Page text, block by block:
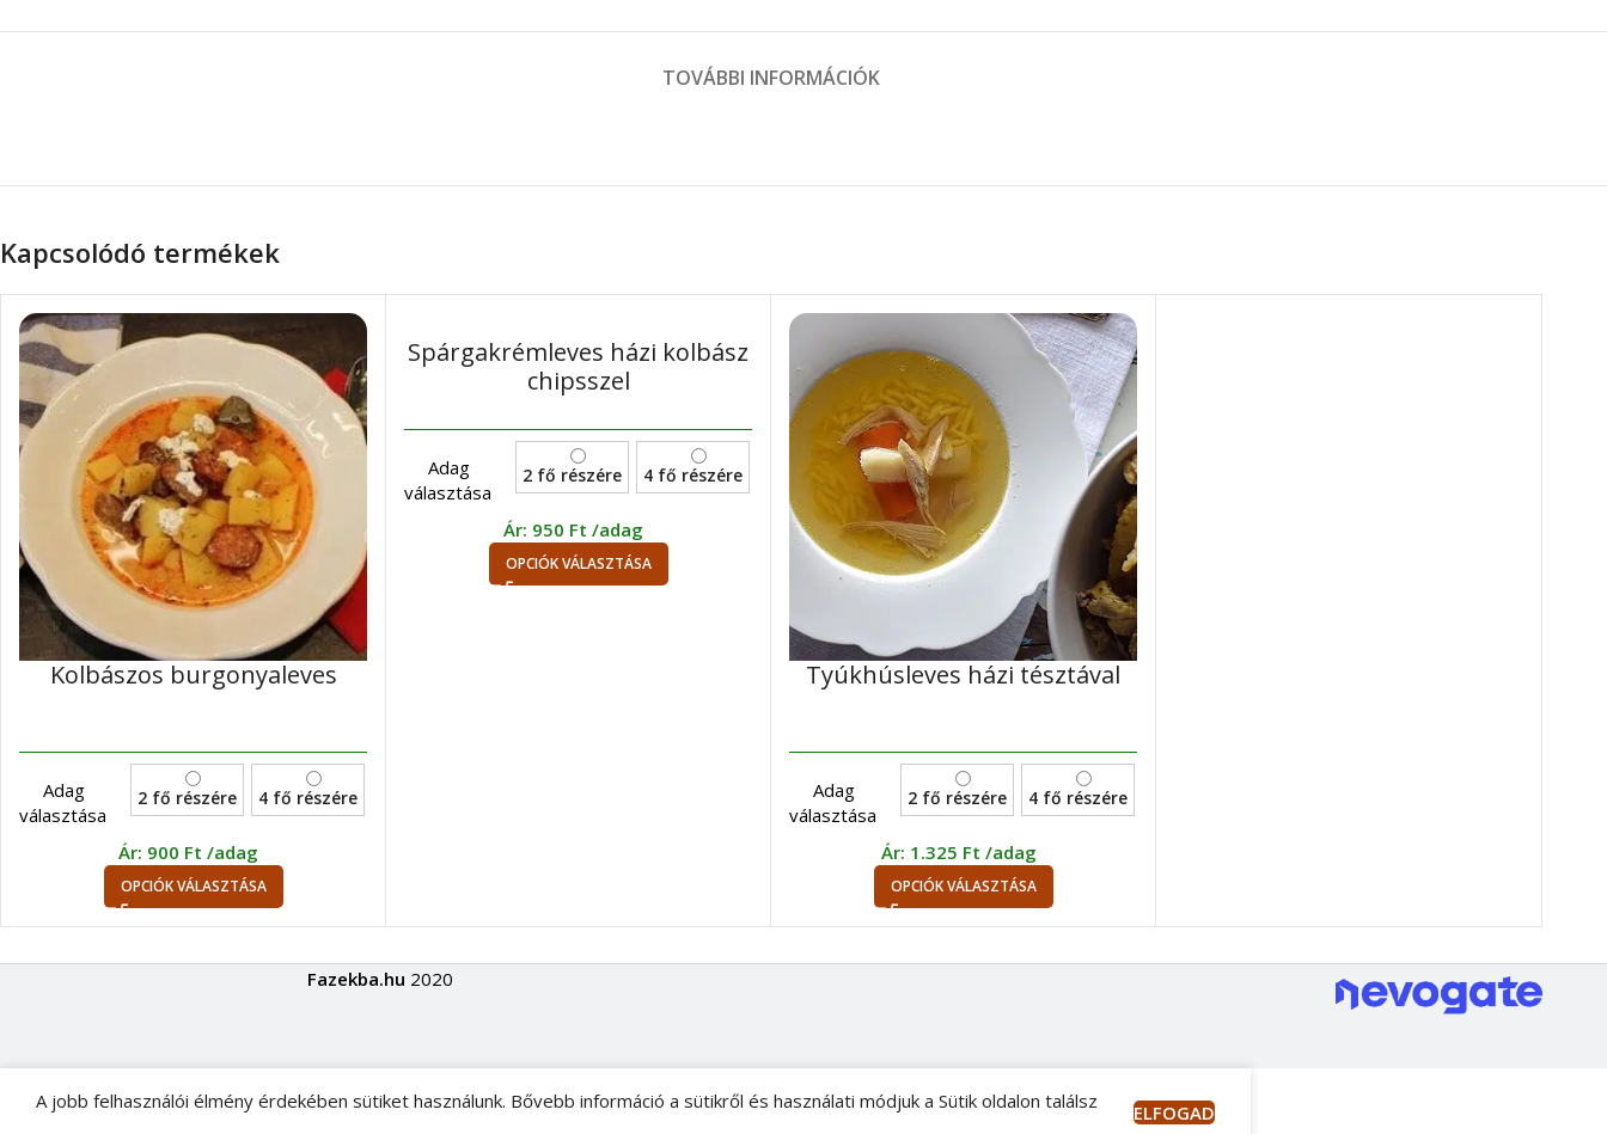
TOVÁBBI INFORMÁCIÓK
Kapcsolódó termékek
Kolbászos burgonyaleves
Adag
választása
2 fő részére 4 fő részére
Ár: 900 Ft /adag
OPCIÓK VÁLASZTÁSA
Spárgakrémleves házi kolbász
chipsszel
Adag
választása
2 fő részére 4 fő részére
Ár: 950 Ft /adag
OPCIÓK VÁLASZTÁSA
Tyúkhúsleves házi tésztával
Adag
választása
2 fő részére 4 fő részére
Ár: 1.325 Ft /adag
OPCIÓK VÁLASZTÁSA
Fazekba.hu 2020
A jobb felhasználói élmény érdekében sütiket használunk. Bővebb információ a sütikről és használati módjuk a Sütik oldalon találsz ELFOGAD